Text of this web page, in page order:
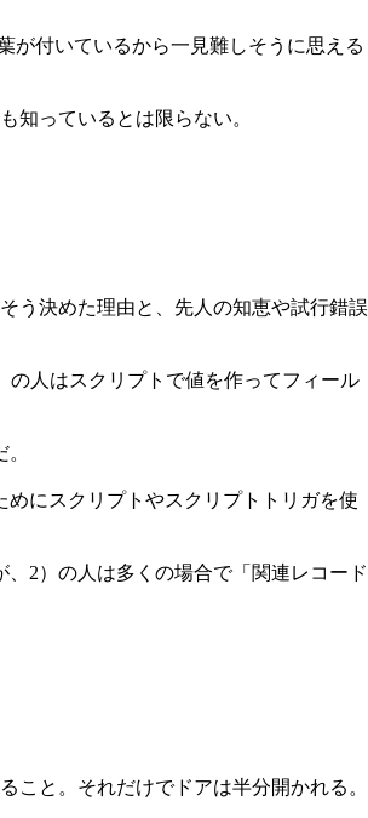
が付いているから一見難しそうに思える
知っているとは限らない。
う決めた理由と、先人の知恵や試行錯誤
の人はスクリプトで値を作ってフィール
にスクリプトやスクリプトトリガを使
2）の人は多くの場合で「関連レコード
こと。それだけでドアは半分開かれる。